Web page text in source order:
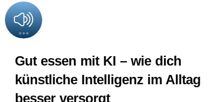
Gut essen mit KI – wie dich
künstliche Intelligenz im Alltag
besser versorgt